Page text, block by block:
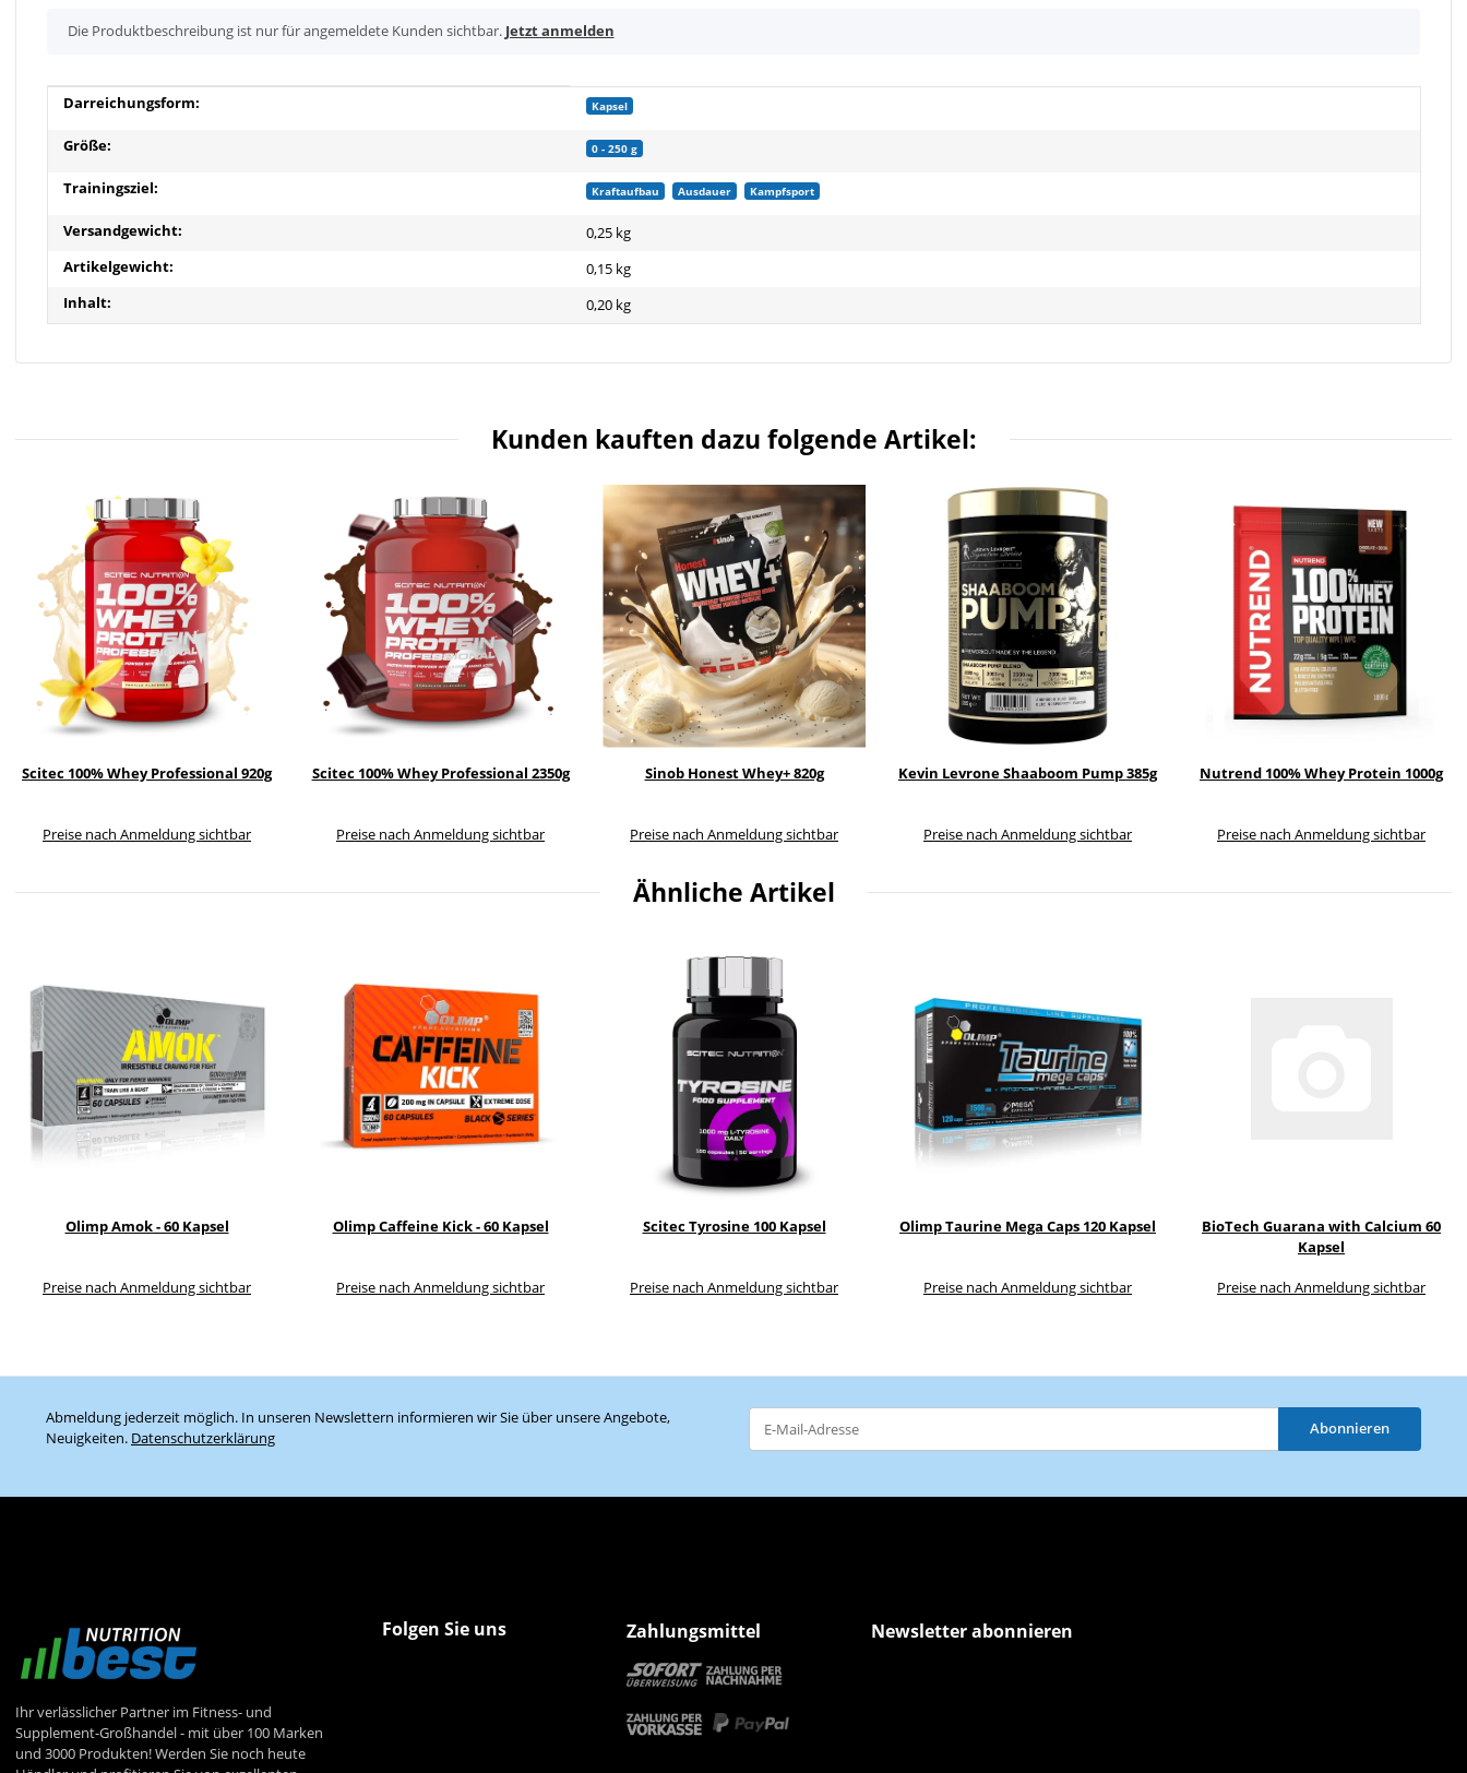
x
Die Produktbeschreibung ist nur für angemeldete Kunden sichtbar. Jetzt anmelden
Produkteigenschaft
Wert
Darreichungsform: Kapsel
Größe: 0 - 250 g
Trainingsziel: Kraftaufbau Ausdauer Kampfsport
Versandgewicht:
0,25 kg
Artikelgewicht:
0,15 kg
Inhalt:
0,20 kg
Kunden kauften dazu folgende Artikel:
Scitec 100% Whey Professional 920g
Preise nach Anmeldung sichtbar
Scitec 100% Whey Professional 2350g
Preise nach Anmeldung sichtbar
Sinob Honest Whey+ 820g
Preise nach Anmeldung sichtbar
Kevin Levrone Shaaboom Pump 385g
Preise nach Anmeldung sichtbar
Nutrend 100% Whey Protein 1000g
Preise nach Anmeldung sichtbar
Ähnliche Artikel
Olimp Amok - 60 Kapsel
Preise nach Anmeldung sichtbar
Olimp Caffeine Kick - 60 Kapsel
Preise nach Anmeldung sichtbar
Scitec Tyrosine 100 Kapsel
Preise nach Anmeldung sichtbar
Olimp Taurine Mega Caps 120 Kapsel
Preise nach Anmeldung sichtbar
BioTech Guarana with Calcium 60
Kapsel
Preise nach Anmeldung sichtbar
Abmeldung jederzeit möglich. In unseren Newslettern informieren wir Sie über unsere Angebote,
Neuigkeiten. Datenschutzerklärung
Abonnieren
Ihr verlässlicher Partner im Fitness- und
Supplement-Großhandel - mit über 100 Marken
und 3000 Produkten! Werden Sie noch heute
Folgen Sie uns Zahlungsmittel Newsletter abonnieren